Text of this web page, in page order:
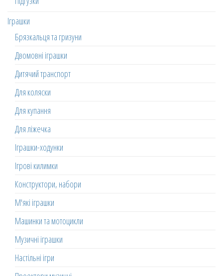
Іграшки
Брязкальця та гризуни
Двомовні іграшки
Дитячий транспорт
Для коляски
Для купання
Для ліжечка
Іграшки-ходунки
Ігрові килимки
Конструктори, набори
М'які іграшки
Машинки та мотоцикли
Музичні іграшки
Настільні ігри